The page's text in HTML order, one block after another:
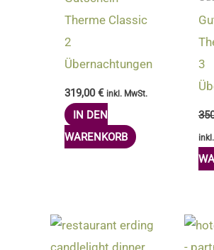
Therme Classic
2
Übernachtungen
319,00€ inkl. MwSt.
IN DEN
WARENKORB
3